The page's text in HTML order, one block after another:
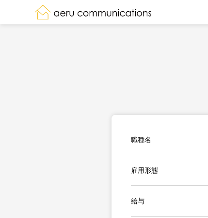
職種名
雇用形態
給与